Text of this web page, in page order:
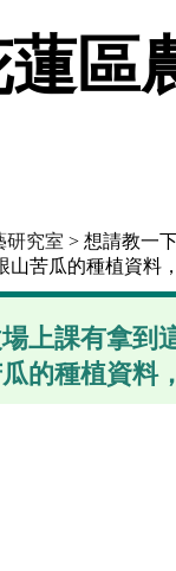
區
研究室 > 想請教一
苦瓜的種植資料
上課有拿到
的種植資料